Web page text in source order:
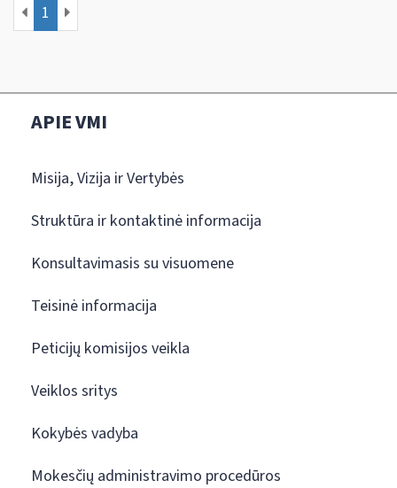
1
APIE VMI
Misija, Vizija ir Vertybės
Struktūra ir kontaktinė informacija
Konsultavimasis su visuomene
Teisinė informacija
Peticijų komisijos veikla
Veiklos sritys
Kokybės vadyba
Mokesčių administravimo procedūros